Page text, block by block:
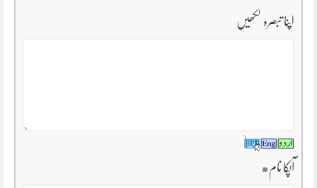
اپنا تبصرہ لکھیں
آپکا نام*